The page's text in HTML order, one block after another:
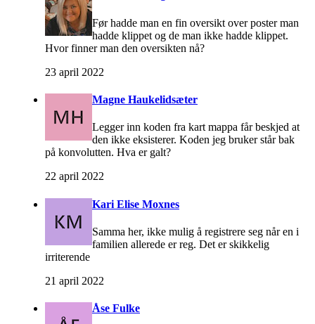
Før hadde man en fin oversikt over poster man
hadde klippet og de man ikke hadde klippet.
Hvor finner man den oversikten nå?
23 april 2022
Magne Haukelidsæter
Legger inn koden fra kart mappa får beskjed at
den ikke eksisterer. Koden jeg bruker står bak
på konvolutten. Hva er galt?
22 april 2022
Kari Elise Moxnes
Samma her, ikke mulig å registrere seg når en i
familien allerede er reg. Det er skikkelig
irriterende
21 april 2022
Åse Fulke